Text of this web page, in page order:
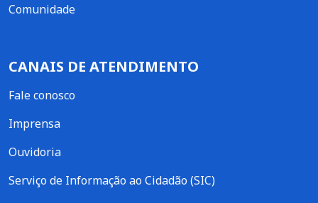
Comunidade
CANAIS DE ATENDIMENTO
Fale conosco
Imprensa
Ouvidoria
Serviço de Informação ao Cidadão (SIC)